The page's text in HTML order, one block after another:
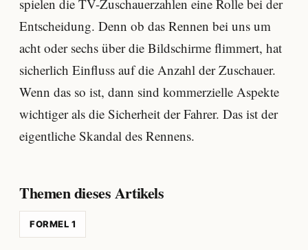
spielen die TV-Zuschauerzahlen eine Rolle bei der
Entscheidung. Denn ob das Rennen bei uns um
acht oder sechs über die Bildschirme flimmert, hat
sicherlich Einfluss auf die Anzahl der Zuschauer.
Wenn das so ist, dann sind kommerzielle Aspekte
wichtiger als die Sicherheit der Fahrer. Das ist der
eigentliche Skandal des Rennens.
Themen dieses Artikels
FORMEL 1